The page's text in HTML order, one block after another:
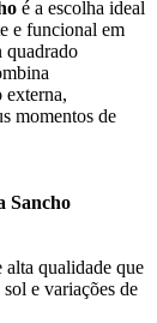
é a escolha ideal
e funcional em
quadrado
externa,
momentos de
Sancho
alta qualidade que
e variações de